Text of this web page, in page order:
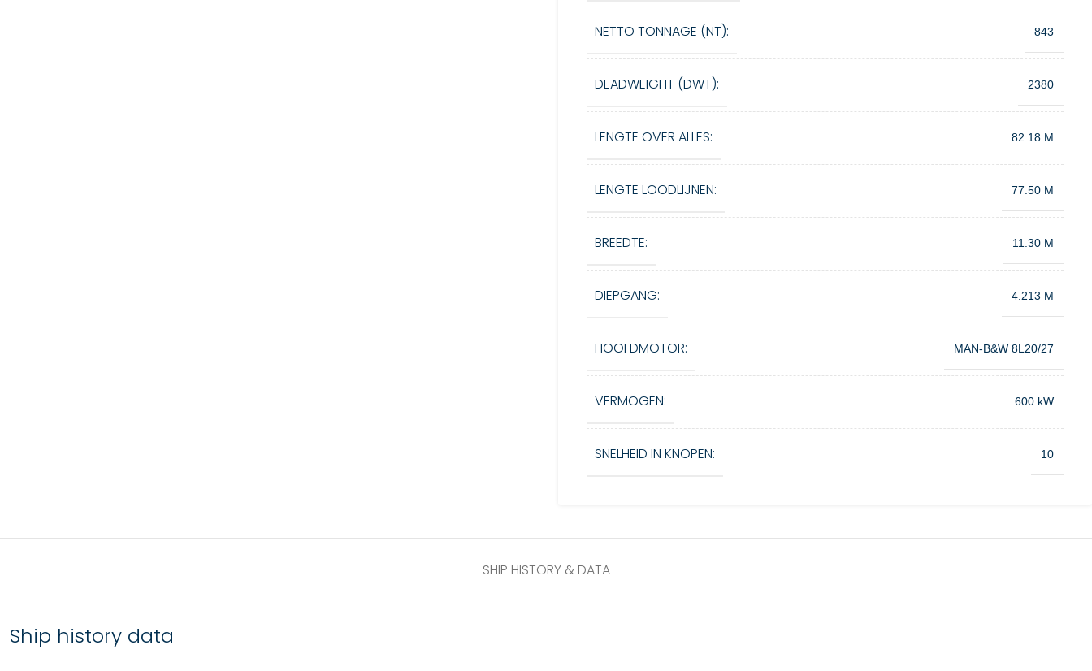
NETTO TONNAGE (NT): 843
DEADWEIGHT (DWT): 2380
LENGTE OVER ALLES: 82.18 M
LENGTE LOODLIJNEN: 77.50 M
BREEDTE: 11.30 M
DIEPGANG: 4.213 M
HOOFDMOTOR: MAN-B&W 8L20/27
VERMOGEN: 600 kW
SNELHEID IN KNOPEN: 10
SHIP HISTORY & DATA
Ship history data